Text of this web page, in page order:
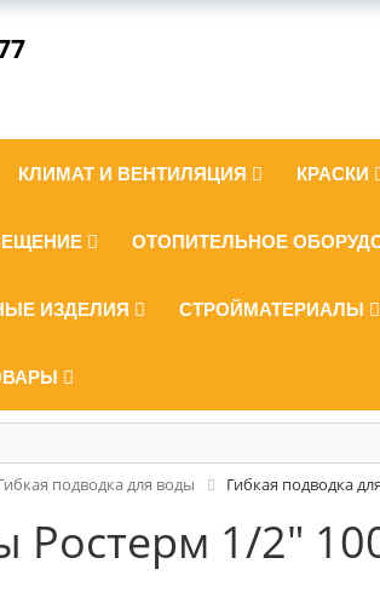
КЛИМАТ И ВЕНТИЛЯЦИЯ КРАСКИ
ОТОПИТЕЛЬНОЕ
ИЗДЕЛИЯ СТРОЙМАТЕРИАЛЫ
подводка для воды Гибкая подводка
Ростерм 1/2"